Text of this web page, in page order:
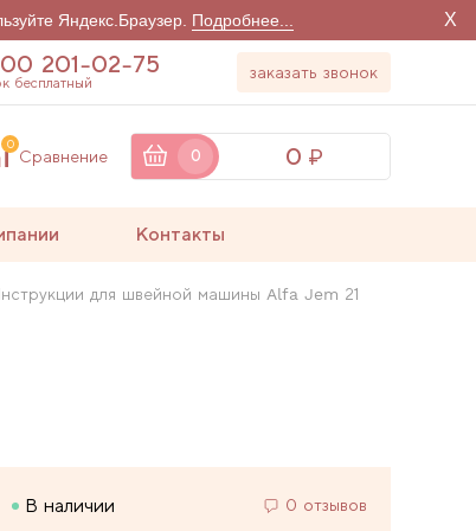
Яндекс.Браузер. Подробнее... X
201-02-75
бесплатный
заказать звонок
Сравнение
0
0 0
Контакты
для швейной машины Alfa Jem 21
В наличии 0 отзывов